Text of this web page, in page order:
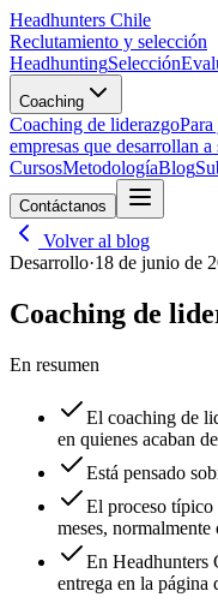
Headhunters Chile
Reclutamiento y selección
HeadhuntingSelección
Coaching
Coaching de liderazgo
empresas que desarrollan a
CursosMetodologíaBlog
Contáctanos
Volver al blog
Desarrollo·18 de junio de
Coaching de
En resumen
El coaching de
en quienes acaban
Está pensado
El proceso típico
meses, normalmente
En Headhunters
entrega en la página